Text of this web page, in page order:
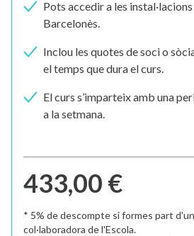
Pots accedir a les instal·lacions
Barcelonès.
Inclou les quotes de soci o
el temps que dura el curs.
El curs s’imparteix amb una
a la setmana.
433,00 €
* 5% de descompte si formes part
col·laboradora de l'Escola.